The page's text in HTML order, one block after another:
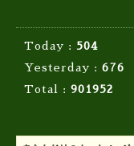
Today : 504
Yesterday : 676
Total : 901952